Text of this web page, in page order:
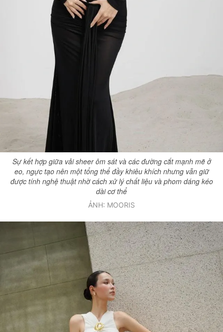
Sự kết hợp giữa vải sheer ôm sát và các đường cắt mạnh mẽ ở
eo, ngực tạo nên một tổng thể đầy khiêu khích nhưng vẫn giữ
được tính nghệ thuật nhờ cách xử lý chất liệu và phom dáng kéo
dài cơ thể
ẢNH: MOORIS